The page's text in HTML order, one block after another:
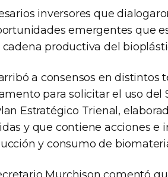
inversores que
emergentes que
productiva del
a consensos en distintos
para solicitar el uso del
Estratégico Trienal,
y que contiene acciones e
y consumo de